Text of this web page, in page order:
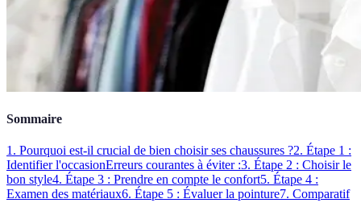
Sommaire
1. Pourquoi est-il crucial de bien choisir ses chaussures ?2. Étape 1 :
Identifier l'occasionErreurs courantes à éviter :3. Étape 2 : Choisir le
bon style4. Étape 3 : Prendre en compte le confort5. Étape 4 :
Examen des matériaux6. Étape 5 : Évaluer la pointure7. Comparatif